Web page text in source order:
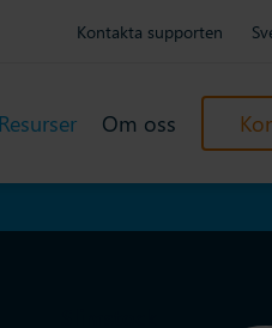
Kontakta supporten
Om oss